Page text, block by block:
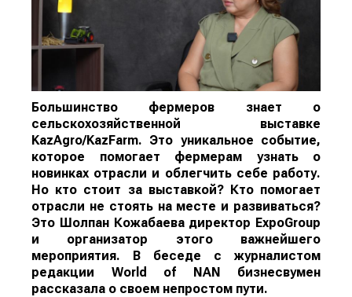
Большинство фермеров знает о
сельскохозяйственной выставке
KazAgro/KazFarm. Это уникальное событие,
которое помогает фермерам узнать о
новинках отрасли и облегчить себе работу.
Но кто стоит за выставкой? Кто помогает
отрасли не стоять на месте и развиваться?
Это Шолпан Кожабаева директор ExpoGroup
и организатор этого важнейшего
мероприятия. В беседе с журналистом
редакции World of NAN бизнесвумен
рассказала о своем непростом пути.